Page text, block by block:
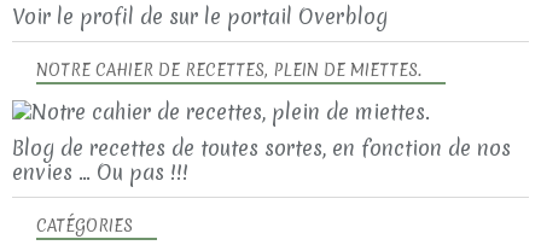
NOTRE CAHIER DE RECETTES, PLEIN DE MIETTES.
Blog de recettes de toutes sortes, en fonction de nos
envies ... Ou pas !!!
Voir le profil de sur le portail Overblog
CATÉGORIES